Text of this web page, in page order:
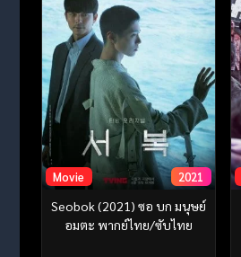
Movie 2021
Seobok (2021) ซอ บก มนุษย์
อมตะ พากย์ไทย/ซับไทย